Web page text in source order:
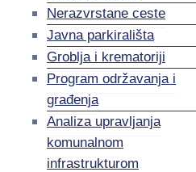
Nerazvrstane ceste
Javna parkirališta
Groblja i krematoriji
Program održavanja i
građenja
Analiza upravljanja
komunalnom
infrastrukturom